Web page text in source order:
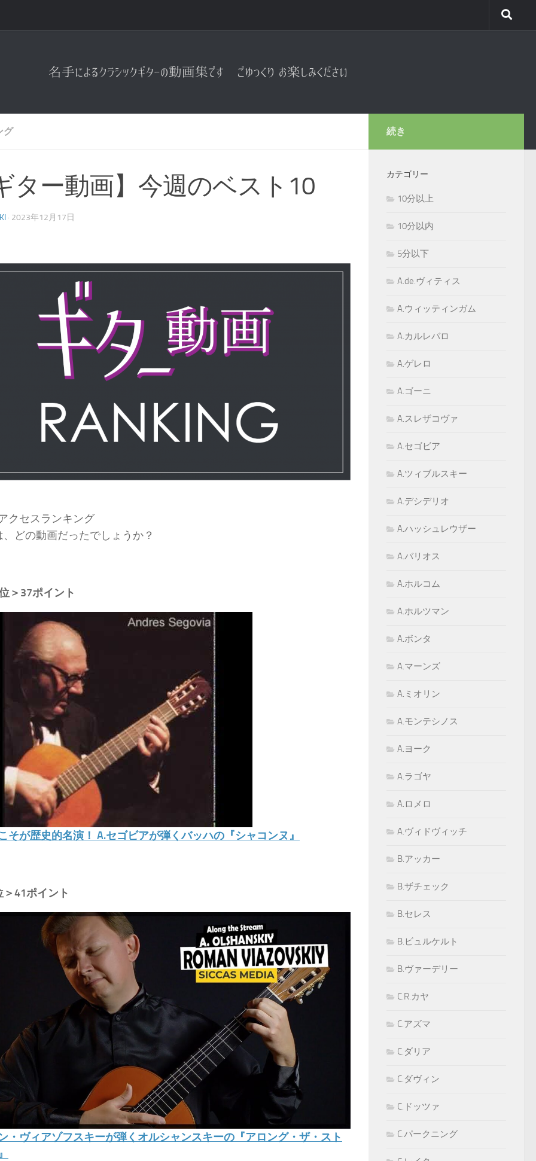
グ
ター動画】今週のベスト10
· 2023年12月17日
クセスランキング
、どの動画だったでしょうか？
＞37ポイント
そが歴史的名演！ A.セゴビアが弾くバッハの『シャコンヌ』
41ポイント
・ヴィアゾフスキーが弾くオルシャンスキーの『アロング・ザ・スト
続き
カテゴリー
10分以上
10分以内
5分以下
A.de.ヴィティス
A.ウィッティンガム
A.カルレバロ
A.ゲレロ
A.ゴーニ
A.スレザコヴァ
A.セゴビア
A.ツィブルスキー
A.デシデリオ
A.ハッシュレウザー
A.バリオス
A.ホルコム
A.ホルツマン
A.ボンタ
A.マーンズ
A.ミオリン
A.モンテシノス
A.ヨーク
A.ラゴヤ
A.ロメロ
A.ヴィドヴィッチ
B.アッカー
B.ザチェック
B.セレス
B.ビュルケルト
B.ヴァーデリー
C.R.カヤ
C.アズマ
C.ダリア
C.ダヴィン
C.ドッツァ
C.パークニング